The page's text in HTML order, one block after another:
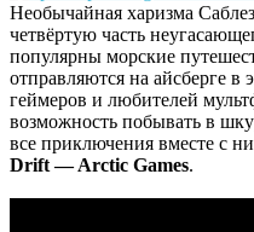
Необычайная харизма
четвёртую часть
популярны морские
отправляются на айсберге
геймеров и любителей
возможность побывать в
все приключения вместе с
Drift — Arctic Games.